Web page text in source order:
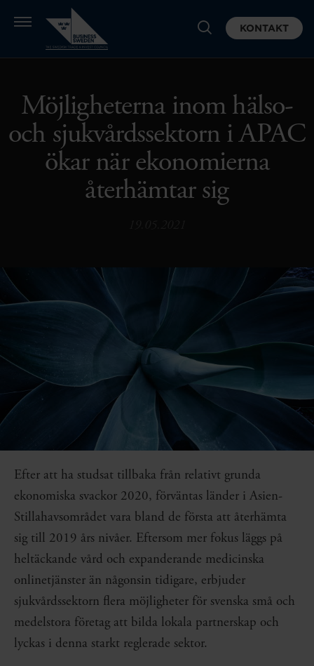
KONTAKT
Möjligheterna inom hälso-
och sjukvårdssektorn i APAC
ökar när ekonomierna
återhämtar sig
Efter att ha studsat tillbaka från relativt grunda
ekonomiska svackor 2020, förväntas länder i Asien-
Stillahavsområdet vara bland de första att återhämta
sig till 2019 års nivåer. Eftersom mer fokus läggs på
heltäckande vård och expanderande medicinska
onlinetjänster än någonsin tidigare, erbjuder
sjukvårdssektorn flera möjligheter för svenska små och
medelstora företag att bilda lokala partnerskap och
lyckas i denna starkt reglerade sektor.